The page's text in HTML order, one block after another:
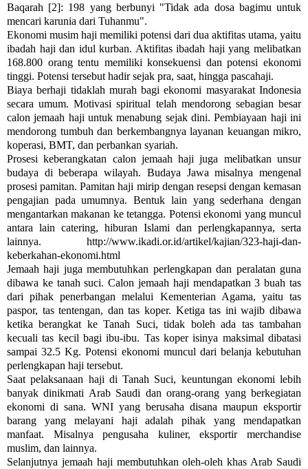
Baqarah [2]: 198 yang berbunyi "Tidak ada dosa bagimu untuk
mencari karunia dari Tuhanmu".
Ekonomi musim haji memiliki po­tensi dari dua aktifitas utama, yaitu
ibadah haji dan idul kurban. Aktifitas ibadah haji yang melibatkan
168.800 orang tentu memiliki konsekuensi dan potensi ekonomi
tinggi. Potensi tersebut hadir sejak pra, saat, hingga pascahaji.
Biaya berhaji tidaklah murah bagi ekonomi masyarakat Indonesia
secara umum. Motivasi spiritual telah mendo­rong se­bagian besar
calon jemaah haji untuk menabung sejak dini. Pembiayaan haji ini
mendorong tumbuh dan berkem­bangnya layanan keuangan mikro,
koperasi, BMT, dan perbankan sya­riah.
Prosesi keberangkatan calon jemaah haji juga melibatkan unsur
budaya di beberapa wilayah. Budaya Jawa misal­nya menge­nal
prosesi pamitan. Pamitan haji mirip dengan resepsi dengan kema­san
pengajian pada umum­nya. Bentuk lain yang sederhana dengan
mengan­tarkan makanan ke tetangga. Potensi ekonomi yang muncul
antara lain cate­ring, hiburan Islami dan perleng­kapan­nya, serta
lainnya. http://www.ikadi.or.id/artikel/kajian/323-haji-dan-
keberkahan-ekonomi.html
Jemaah haji juga membutuhkan perlengkapan dan peralatan guna
dibawa ke tanah suci. Calon jemaah haji men­dapatkan 3 buah tas
dari pihak pener­bangan melalui Kementerian Agama, yaitu tas
paspor, tas tentengan, dan tas koper. Ketiga tas ini wajib dibawa
ketika berangkat ke Tanah Suci, tidak boleh ada tas tambahan
kecuali tas kecil bagi ibu-ibu. Tas koper isinya maksimal dibatasi
sam­pai 32.5 Kg. Potensi ekonomi mun­cul dari belanja kebutuhan
perleng­kapan haji tersebut.
Saat pelaksanaan haji di Tanah Suci, keuntungan ekonomi lebih
banyak dinikmati Arab Saudi dan orang-orang yang ber­kegiatan
ekonomi di sana. WNI yang berusaha disana maupun eksportir
barang yang melayani haji adalah pihak yang men­dapatkan
manfaat. Misalnya pengusaha kuliner, eksportir merchan­dise
muslim, dan lainnya.
Selanjutnya jemaah haji membutuh­kan oleh-oleh khas Arab Saudi